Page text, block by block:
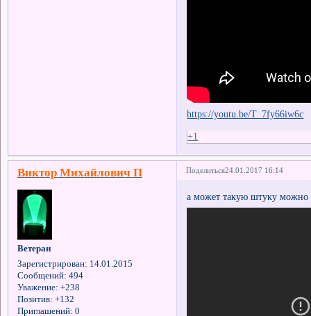
https://youtu.be/T_7fy66iw6c
+1
Поделиться24.01.2017 16:14
Виктор Михайлович П
Ветеран
Зарегистрирован: 14.01.2015
Сообщений: 494
Уважение: +238
Позитив: +132
Приглашений: 0
а может такую штуку можно